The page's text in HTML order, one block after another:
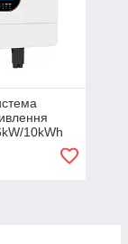
10kWh
+
комплект